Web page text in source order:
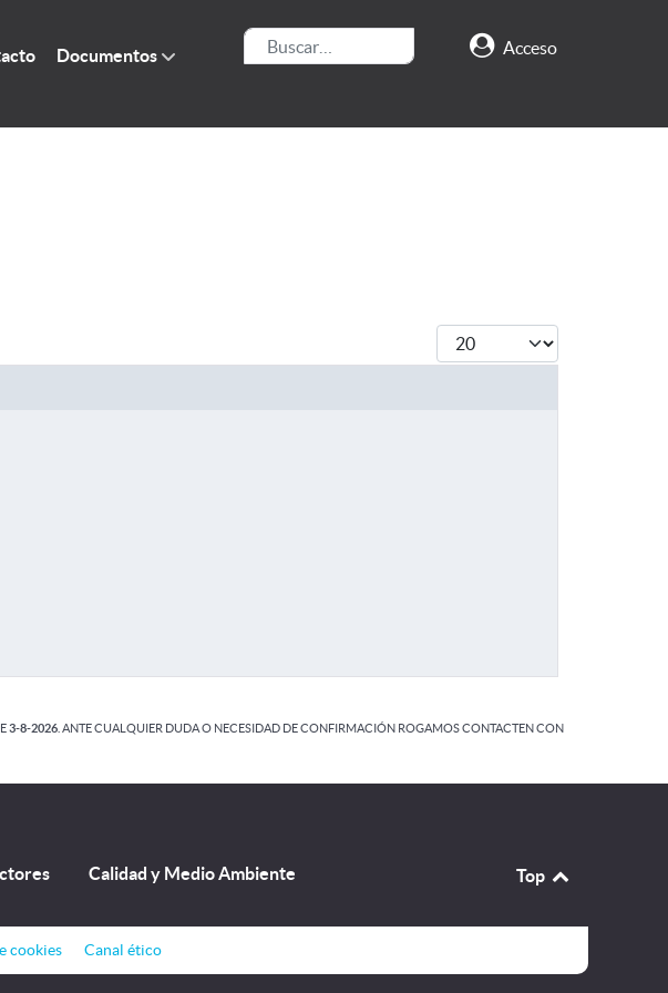
Documentos
Buscar Acceso
Cantidad
3-8-2026 . ANTE CUALQUIER DUDA O NECESIDAD DE CONFIRMACIÓN ROGAMOS CONTACTEN CON
Calidad y Medio Ambiente Top
cookies Canal ético